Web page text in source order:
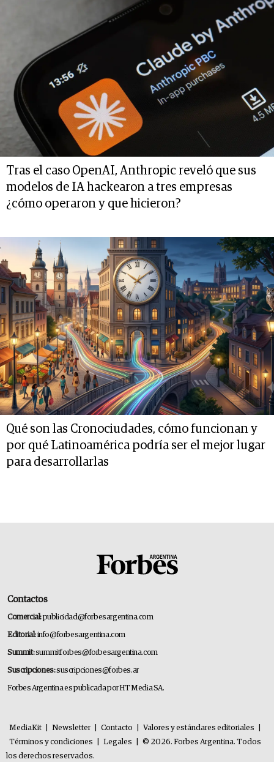
Tras el caso OpenAI, Anthropic reveló que sus
modelos de IA hackearon a tres empresas
¿cómo operaron y que hicieron?
Qué son las Cronociudades, cómo funcionan y
por qué Latinoamérica podría ser el mejor lugar
para desarrollarlas
Contactos
Comercial:publicidad@forbesargentina.com
Editorial:info@forbesargentina.com
Summit:summitforbes@forbesargentina.com
Suscripciones:suscripciones@forbes.ar
Forbes Argentina es publicada por HT Media SA.
MediaKit Newsletter Contacto Valores y estándares editoriales
Términos y condiciones
Legales
© 2026. Forbes Argentina. Todos
los derechos reservados.